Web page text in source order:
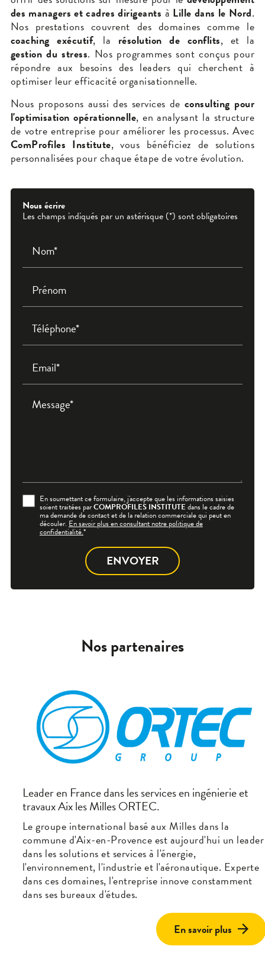
des managers et cadres dirigeants à Lille dans le Nord.
Nos prestations couvrent des domaines comme le
coaching exécutif, la résolution de conflits, et la
gestion du stress. Nos programmes sont conçus pour
répondre aux besoins des leaders qui cherchent à
optimiser leur efficacité organisationnelle.
Nous proposons aussi des services de consulting pour
l'optimisation opérationnelle, en analysant la structure
de votre entreprise pour améliorer les processus. Avec
ComProfiles Institute, vous bénéficiez de solutions
personnalisées pour chaque étape de votre évolution.
Nous écrire
Les champs indiqués par un astérisque (*) sont obligatoires
Nom*
Prénom
Téléphone*
Email*
Message*
En soumettant ce formulaire, j'accepte que les informations saisies
soient traitées parCOMPROFILES INSTITUTE dans le cadre de
ma demande de contact et de la relation commerciale qui peut en
découler. En savoir plus en consultant notre politique de
confidentialité.*
Nos partenaires
Leader en France dans les services en ingénierie et
travaux Aix les Milles ORTEC.
Le groupe international basé aux Milles dans la
commune d'Aix-en-Provence est aujourd'hui un leader
dans les solutions et services à l'énergie,
l'environnement, l'industrie et l'aéronautique. Experte
dans ces domaines, l'entreprise innove constamment
dans ses bureaux d'études.
En savoir plus